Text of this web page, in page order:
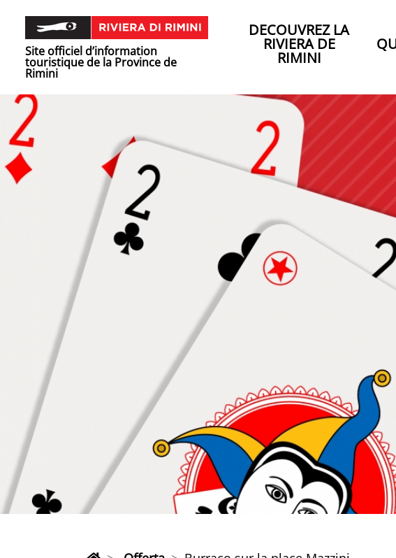
Site officiel d’information
touristique de la Province de
Rimini
DECOUVREZ LA
RIVIERA DE
RIMINI